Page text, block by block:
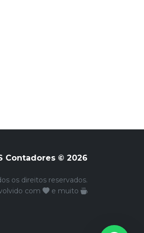
Contadores © 2026
os direitos reservados.
com
e muito